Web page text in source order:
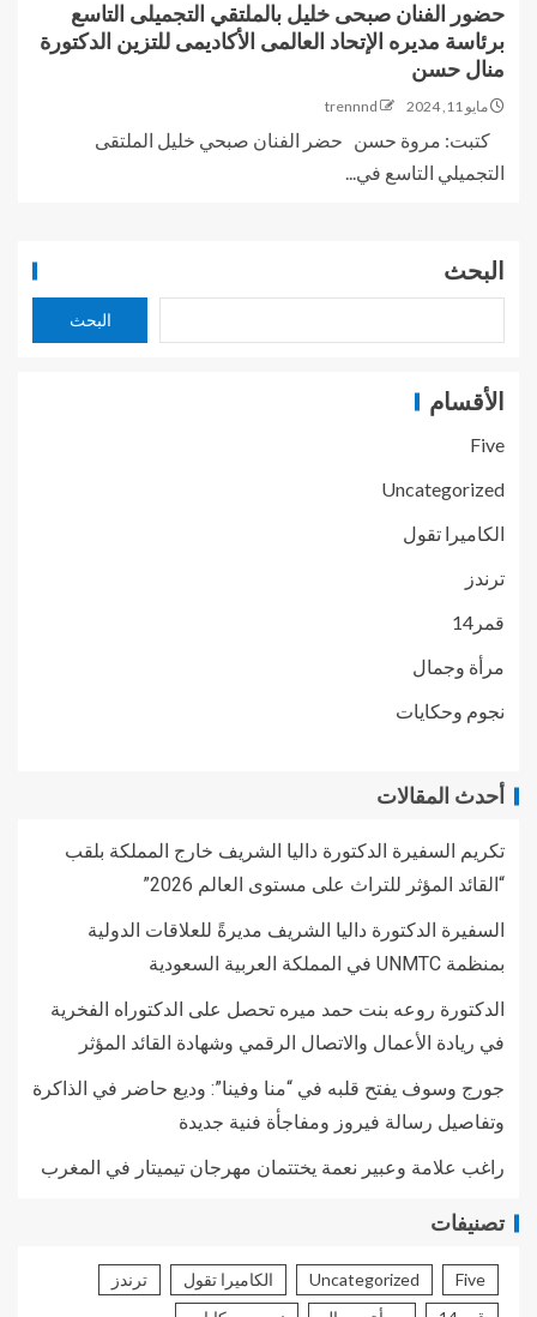
حضور الفنان صبحى خليل بالملتقي التجميلى التاسع
برئاسة مديره الإتحاد العالمى الأكاديمى للتزين الدكتورة
منال حسن
مايو 11, 2024 trennnd
كتبت: مروة حسن حضر الفنان صبحي خليل الملتقى
التجميلي التاسع في...
البحث
البحث
الأقسام
Five
Uncategorized
الكاميرا تقول
ترندز
قمر14
مرأة وجمال
نجوم وحكايات
أحدث المقالات
تكريم السفيرة الدكتورة داليا الشريف خارج المملكة بلقب
“القائد المؤثر للتراث على مستوى العالم 2026”
السفيرة الدكتورة داليا الشريف مديرةً للعلاقات الدولية
بمنظمة UNMTC في المملكة العربية السعودية
الدكتورة روعه بنت حمد ميره تحصل على الدكتوراه الفخرية
في ريادة الأعمال والاتصال الرقمي وشهادة القائد المؤثر
جورج وسوف يفتح قلبه في “منا وفينا”: وديع حاضر في الذاكرة
وتفاصيل رسالة فيروز ومفاجأة فنية جديدة
راغب علامة وعبير نعمة يختتمان مهرجان تيميتار في المغرب
تصنيفات
Five
Uncategorized الكاميرا تقول
ترندز